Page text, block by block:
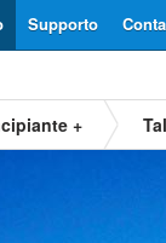
Supporto
+